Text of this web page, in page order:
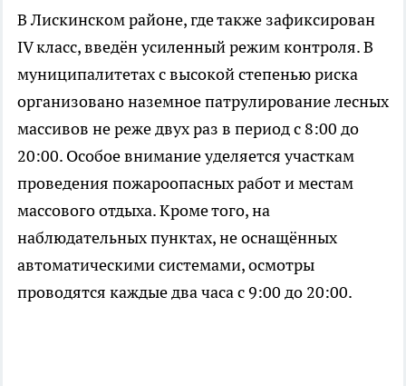
В Лискинском районе, где также зафиксирован
IV класс, введён усиленный режим контроля. В
муниципалитетах с высокой степенью риска
организовано наземное патрулирование лесных
массивов не реже двух раз в период с 8:00 до
20:00. Особое внимание уделяется участкам
проведения пожароопасных работ и местам
массового отдыха. Кроме того, на
наблюдательных пунктах, не оснащённых
автоматическими системами, осмотры
проводятся каждые два часа с 9:00 до 20:00.